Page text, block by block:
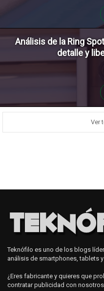
Análisis de la Ring
detalle y
Ver
Teknófilo es uno de los blogs
análisis de smartphones, tablets
¿Eres fabricante y quieres que
contratar publicidad con